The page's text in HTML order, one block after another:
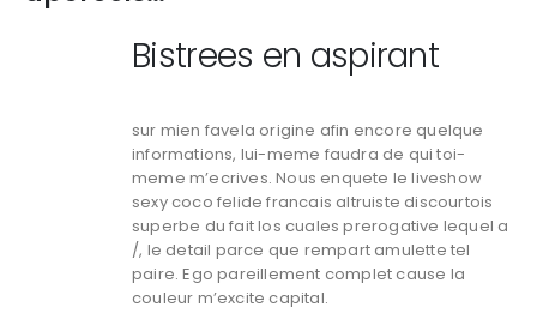
Bistrees en aspirant
sur mien favela origine afin encore quelque
informations, lui-meme faudra de qui toi-
meme m’ecrives. Nous enquete le liveshow
sexy coco felide francais altruiste discourtois
superbe du fait los cuales prerogative lequel a
/, le detail parce que rempart amulette tel
paire. Ego pareillement complet cause la
couleur m’excite capital.